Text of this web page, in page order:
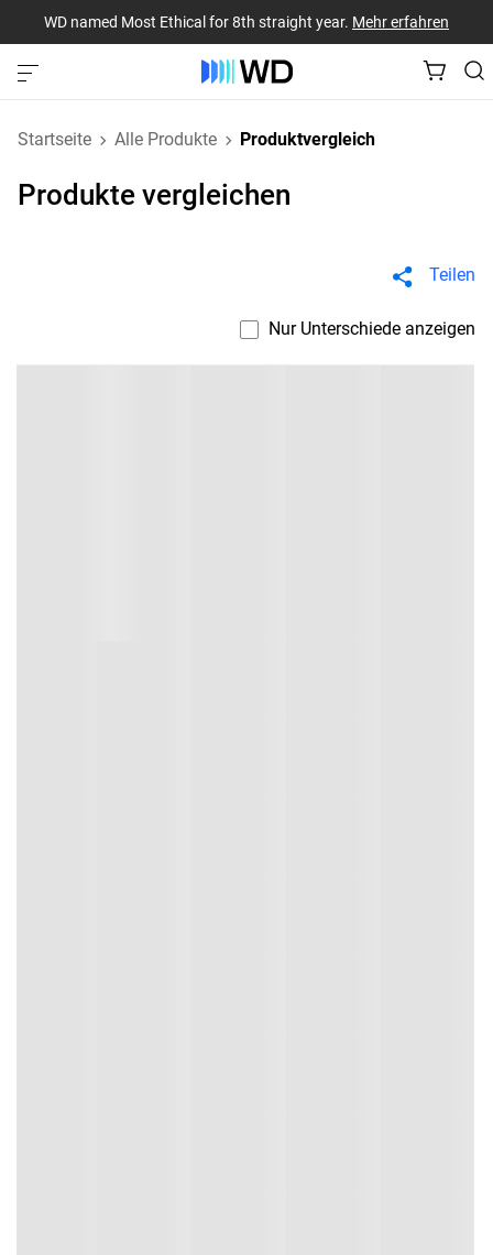
WD named Most Ethical for 8th straight year. Mehr erfahren
Startseite Alle Produkte Produktvergleich
Produkte vergleichen
Teilen
Nur Unterschiede anzeigen